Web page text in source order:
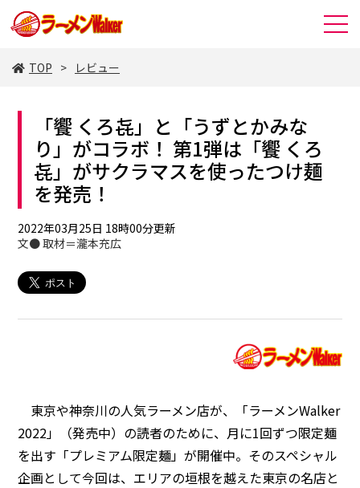
TOP レビュー
「饗 くろ㐂」と「うずとかみな
り」がコラボ！ 第1弾は「饗 くろ
㐂」がサクラマスを使ったつけ麺
を発売！
2022年03月25日 18時00分更新
文● 取材＝瀧本充広
東京や神奈川の人気ラーメン店が、「ラーメンWalker
2022」（発売中）の読者のために、月に1回ずつ限定麺
を出す「プレミアム限定麺」が開催中。そのスペシャル
企画として今回は、エリアの垣根を越えた東京の名店と